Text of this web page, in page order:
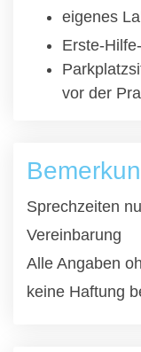
eigenes
Erste-
vor der
Sprechzeiten
Vereinbarung
Alle Angaben
keine Haftung